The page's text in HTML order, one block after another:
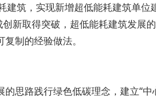
建筑，实现新增超低能耗建筑单位
新取得突破，超低能耗建筑发展
制的经验做法。
思路践行绿色低碳理念，建立“中